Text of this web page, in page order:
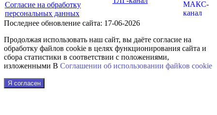
Согласие на обработку
персональных данных
Последнее обновление сайта: 17-06-2026
Продолжая использовать наш сайт, вы даёте согласие на
обработку файлов cookie в целях функционирования сайта и
сбора статистики в соответствии с положениями,
изложенными В Соглашении об использовании файkов cookie
Я согласен